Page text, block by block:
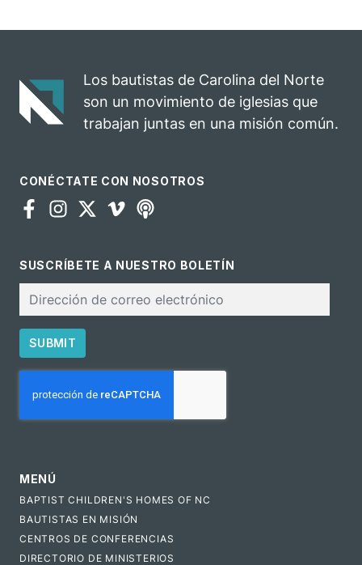
celebra el
rodeo anual en
para el
ministerio
Los bautistas de Carolina del Norte
son un movimiento de iglesias que
trabajan juntas en una misión común.
CONÉCTATE CON NOSOTROS
SUSCRÍBETE A NUESTRO BOLETÍN
electrónico
SUBMIT
MENÚ
BAPTIST CHILDREN'S HOMES OF NC
BAUTISTAS EN MISIÓN
CENTROS DE CONFERENCIAS
DIRECTORIO DE MINISTERIOS